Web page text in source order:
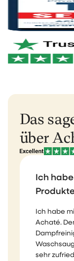
Und wenn
Wir kümmern
wie es sein sollte.
Mehr erfahren?
Du kannst
nach Erhalt
zurücksenden.
Niederlande &
Deutschland &
Das
über
Ich
Ich habe
Achaté.
sehr